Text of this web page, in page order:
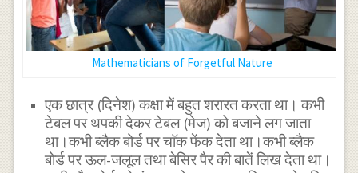
Mathematicians of Forgetful Nature
एक छात्र (दिनेश) कक्षा में बहुत शरारत करता था। कभी
टेबल पर थपकी देकर टेबल (मेज) को बजाने लग जाता
था।कभी ब्लैक बोर्ड पर चाॅक फेंक देता था।कभी ब्लैक
बोर्ड पर ऊल-जलूल तथा बेसिर पैर की बातें लिख देता था।